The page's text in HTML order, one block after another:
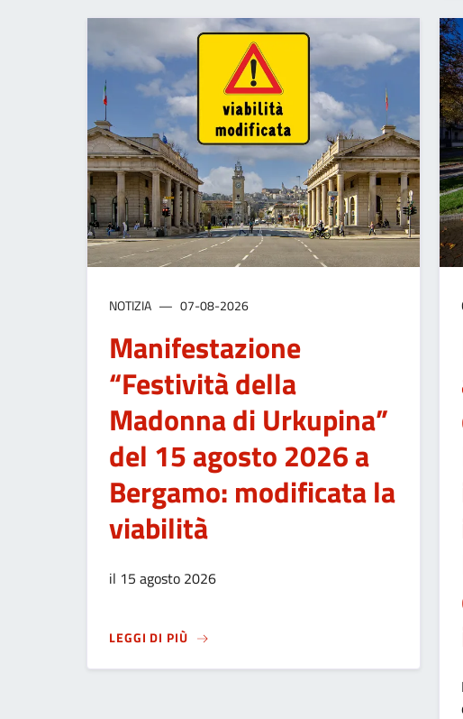
NOTIZIA 07-08-2026
Manifestazione
“Festività della
Madonna di Urkupina”
del 15 agosto 2026 a
Bergamo: modificata la
viabilità
il 15 agosto 2026
LEGGI DI PIÙSUMANIFESTAZIONE “FESTIVITÀ DELLA